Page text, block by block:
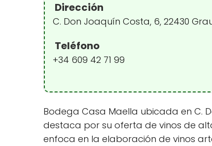
Dirección
C. Don Joaquín Costa, 6, 22430
Teléfono
+34 609 42 71 99
Bodega Casa Maella ubicada en C.
destaca por su oferta de vinos de
enfoca en la elaboración de vinos